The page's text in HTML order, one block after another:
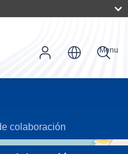
Menu
colaboración